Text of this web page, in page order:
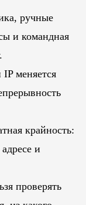
ручные
и командная
IP меняется
крайность:
и
проверять